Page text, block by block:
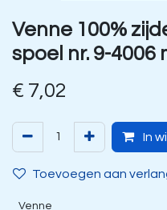
Venne 100%
spoel nr. 9-4006
€ 7,02
In
Toevoegen aan
Venne